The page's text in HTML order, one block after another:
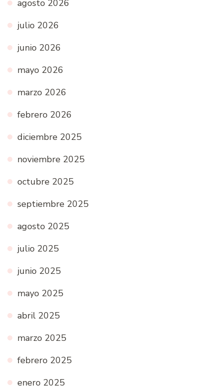
agosto 2026
julio 2026
junio 2026
mayo 2026
marzo 2026
febrero 2026
diciembre 2025
noviembre 2025
octubre 2025
septiembre 2025
agosto 2025
julio 2025
junio 2025
mayo 2025
abril 2025
marzo 2025
febrero 2025
enero 2025